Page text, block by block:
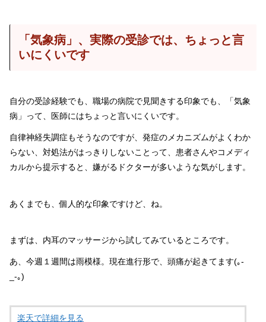
「気象病」、実際の受診では、ちょっと言
いにくいです
自分の受診経験でも、職場の病院で見聞きする印象でも、「気象
病」って、医師にはちょっと言いにくいです。
自律神経失調症もそうなのですが、発症のメカニズムがよくわか
らない、対処法がはっきりしないことって、患者さんやコメディ
カルから提示すると、嫌がるドクターが多いような気がします。
あくまでも、個人的な印象ですけど、ね。
まずは、内耳のマッサージから試してみているところです。
あ、今週１週間は雨模様。現在進行形で、頭痛が起きてます(｡-
_-｡)
楽天で詳細を見る